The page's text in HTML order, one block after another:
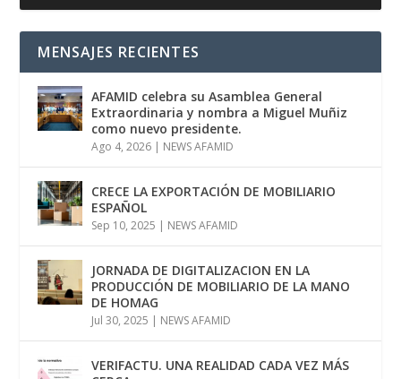
MENSAJES RECIENTES
AFAMID celebra su Asamblea General
Extraordinaria y nombra a Miguel Muñiz
como nuevo presidente.
Ago 4, 2026 | NEWS AFAMID
CRECE LA EXPORTACIÓN DE MOBILIARIO
ESPAÑOL
Sep 10, 2025 | NEWS AFAMID
JORNADA DE DIGITALIZACION EN LA
PRODUCCIÓN DE MOBILIARIO DE LA MANO
DE HOMAG
Jul 30, 2025 | NEWS AFAMID
VERIFACTU. UNA REALIDAD CADA VEZ MÁS